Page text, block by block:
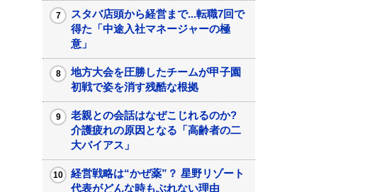
スタバ店頭から経営まで...転職7回で
得た「中途入社マネージャーの極
意」
地方大会を圧勝したチームが甲子園
初戦で姿を消す残酷な根拠
老親との会話はなぜこじれるのか?
介護疲れの原因となる「高齢者の二
大バイアス」
経営戦略は“かぜ薬”？ 星野リゾート
代表がどんな時もぶれない理由